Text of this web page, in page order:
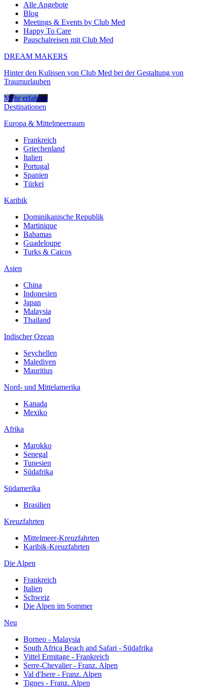
Alle Angebote
Blog
Meetings & Events by Club Med
Happy To Care
Pauschalreisen mit Club Med
DREAM MAKERS
Hinter den Kulissen von Club Med bei der Gestaltung von
Traumurlauben
Mehr erfahren
Destinationen
Europa & Mittelmeerraum
Frankreich
Griechenland
Italien
Portugal
Spanien
Türkei
Karibik
Dominikanische Republik
Martinique
Bahamas
Guadeloupe
Turks & Caicos
Asien
China
Indonesien
Japan
Malaysia
Thailand
Indischer Ozean
Seychellen
Malediven
Mauritius
Nord- und Mittelamerika
Kanada
Mexiko
Afrika
Marokko
Senegal
Tunesien
Südafrika
Südamerika
Brasilien
Kreuzfahrten
Mittelmeer-Kreuzfahrten
Karibik-Kreuzfahrten
Die Alpen
Frankreich
Italien
Schweiz
Die Alpen im Sommer
Neu
Borneo - Malaysia
South Africa Beach and Safari - Südafrika
Vittel Ermitage - Frankreich
Serre-Chevalier - Franz. Alpen
Val d'Isere - Franz. Alpen
Tignes - Franz. Alpen